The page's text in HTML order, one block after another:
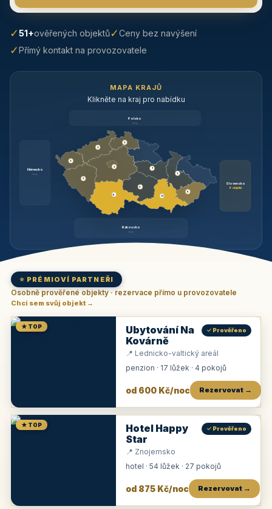
✓51+ověřených objektů✓Ceny bez navýšení
✓Přímý kontakt na provozovatele
MAPA KRAJŮ
Klikněte na kraj pro nabídku
Polsko
brzy
Německo
brzy
Slovensko
6 objektů
Rakousko
brzy
3
9
3
3
3
3
1
2
11
1
6
⭐ PRÉMIOVÍ PARTNEŘI
Osobně prověřené objekty · rezervace přímo u provozovatele
Chci sem svůj objekt →
★ TOP
Ubytování Na
Kovárně
✓ Prověřeno
📍 Lednicko-valtický areál
penzion · 17 lůžek · 4 pokojů
od 600 Kč/noc Rezervovat →
★ TOP
Hotel Happy
Star
✓ Prověřeno
📍 Znojemsko
hotel · 54 lůžek · 27 pokojů
od 875 Kč/noc Rezervovat →